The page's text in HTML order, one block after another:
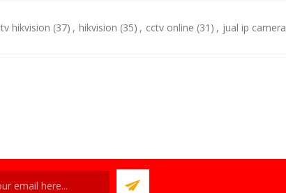
hikvision (37) , hikvision (35) , cctv online (31) , jual ip camera